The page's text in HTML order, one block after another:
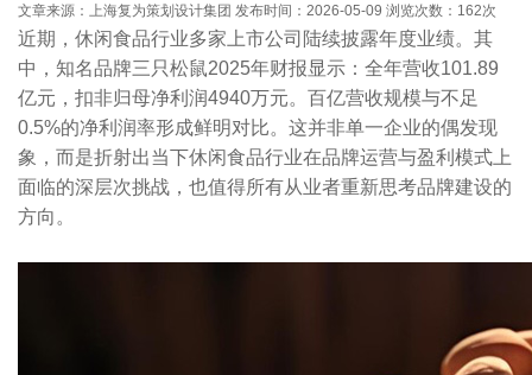
文章来源：上海复为策划设计集团 发布时间：2026-05-09 浏览次数： 162次
近期，休闲食品行业多家上市公司陆续披露年度业绩。其
中，知名品牌三只松鼠2025年财报显示：全年营收101.89
亿元，扣非归母净利润4940万元。百亿营收规模与不足
0.5%的净利润率形成鲜明对比。这并非单一企业的偶发现
象，而是折射出当下休闲食品行业在品牌运营与盈利模式上
面临的深层次挑战，也值得所有从业者重新思考品牌建设的
方向。